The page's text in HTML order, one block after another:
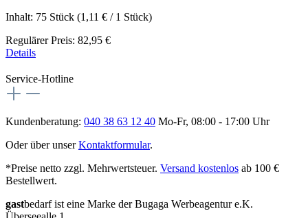
Inhalt: 75 Stück (1,11 € / 1 Stück)
Regulärer Preis: 82,95 €
Details
Service-Hotline
Kundenberatung: 040 38 63 12 40 Mo-Fr, 08:00 - 17:00 Uhr
Oder über unserKontaktformular.
*Preise netto zzgl. Mehrwertsteuer. Versand kostenlos ab 100 €
Bestellwert.
gastbedarf ist eine Marke der Bugaga Werbeagentur e.K.